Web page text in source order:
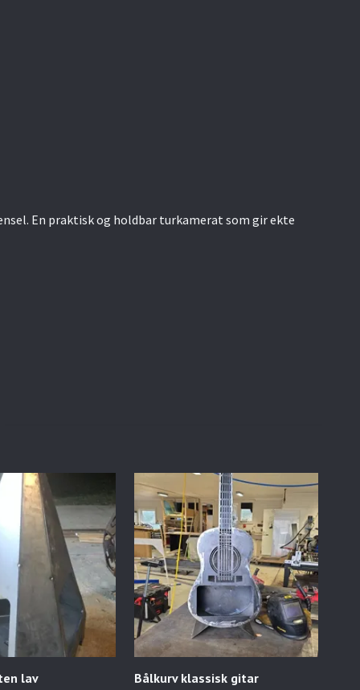
En praktisk og holdbar turkamerat som gir ekte
lav
Bålkurv klassisk gitar